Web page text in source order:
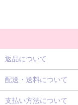
返品について
配送・送料について
支払い方法について